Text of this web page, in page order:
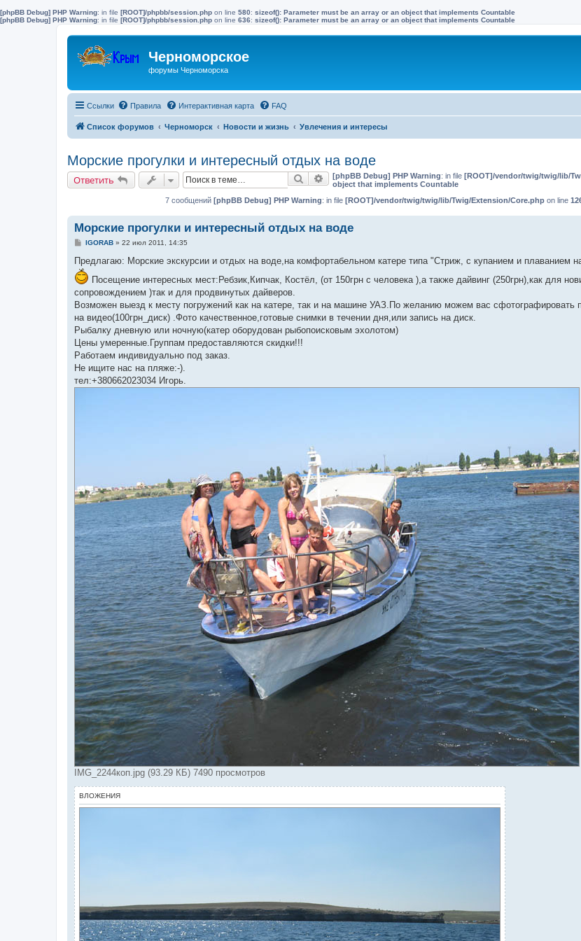
[phpBB Debug] PHP Warning: in file [ROOT]/phpbb/session.php on line 580: sizeof(): Parameter must be an array or an object that implements Countable
[phpBB Debug] PHP Warning: in file [ROOT]/phpbb/session.php on line 636: sizeof(): Parameter must be an array or an object that implements Countable
Черноморское
форумы Черноморска
Ссылки Правила Интерактивная карта FAQ
Список форумов Черноморск Новости и жизнь Увлечения и интересы
Морские прогулки и интересный отдых на воде
Ответить Поиск Расширенный поиск
[phpBB Debug] PHP Warning: in file [ROOT]/vendor/twig/twig/lib/
object that implements Countable
7 сообщений [phpBB Debug] PHP Warning: in file [ROOT]/vendor/twig/twig/lib/Twig/Extension/Core.php on line
Морские прогулки и интересный отдых на воде
С
о
б
щ
е
н
е
IGORAB» 22 июл 2011, 14:35
Предлагаю: Морские экскурсии и отдых на воде,на комфортабельном катере типа "Стриж, с купанием и плаванием
Посещение интересных мест:Ребзик,Кипчак, Костёл, (от 150грн с человека ),а также дайвинг (250грн),как для
сопровождением )так и для продвинутых дайверов.
Возможен выезд к месту погружений как на катере, так и на машине УАЗ.По желанию можем вас сфотографировать
на видео(100грн_диск) .Фото качественное,готовые снимки в течении дня,или запись на диск.
Рыбалку дневную или ночную(катер оборудован рыбопоисковым эхолотом)
Цены умеренные.Группам предоставляются скидки!!!
Работаем индивидуально под заказ.
Не ищите нас на пляже:-).
тел:+380662023034 Игорь.
IMG_2244коп.jpg (93.29 КБ) 7490 просмотров
ВЛОЖЕНИЯ